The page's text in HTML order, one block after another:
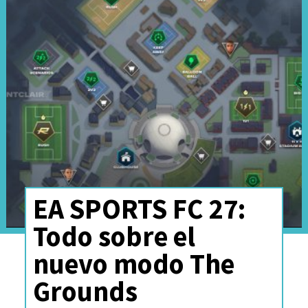
Según la carta, las autoridades
solicitaron"su opinión y una
EA SPORTS FC 27:
Todo sobre el
nuevo modo The
Grounds